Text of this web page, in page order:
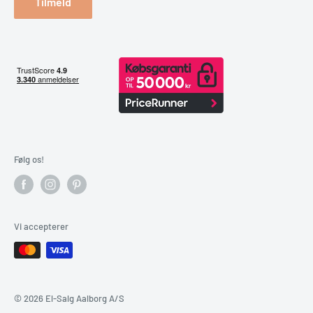
Kan jeg bestille keramiske komfurer online?
El-Salg Aalborg hjælper både lokale kunder i Aalborg og
Nordjylland samt kunder i resten af Danmark med
kvalitetsprodukter, rådgivning og praktiske løsninger omkring
Følg os!
Vi accepterer
© 2026 El-Salg Aalborg A/S